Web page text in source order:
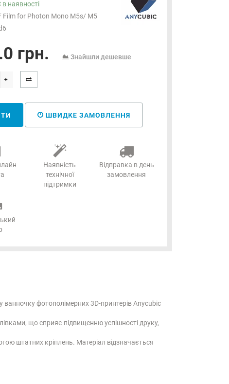
в наявності
Film for Photon Mono M5s/ M5
грн. Знайшли дешевше
ШВИДКЕ ЗАМОВЛЕННЯ
Наявність
технічної
підтримки
Відправка в день
замовлення
фотополімерних 3D-принтерів Anycubic
що сприяє підвищенню успішності друку,
штатних кріплень. Матеріал відзначається